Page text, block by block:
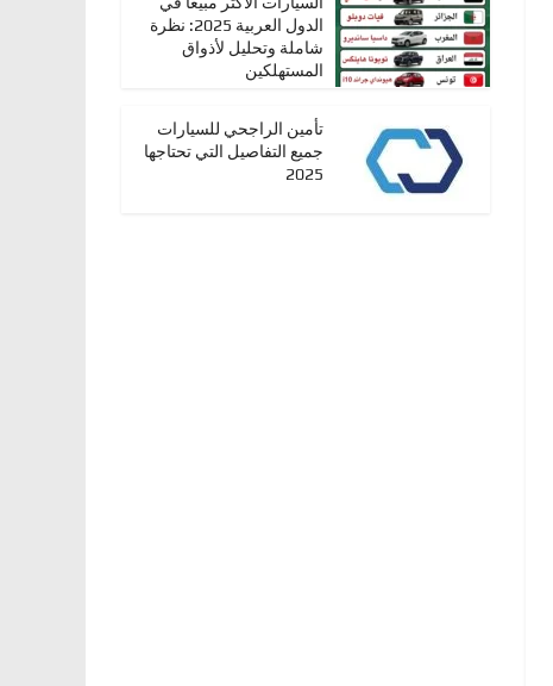
الدول العربية 2025: نظرة
شاملة وتحليل لأذواق
المستهلكين
تأمين الراجحي للسيارات
جميع التفاصيل التي تحتاجها
2025